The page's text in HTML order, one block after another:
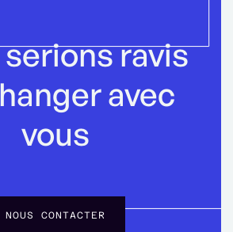
ravis
avec
vous
NOUS CONTACTER